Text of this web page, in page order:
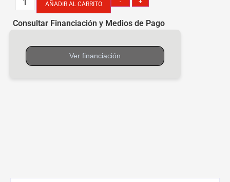
- +
AÑADIR AL CARRITO
Consultar Financiación y Medios de Pago